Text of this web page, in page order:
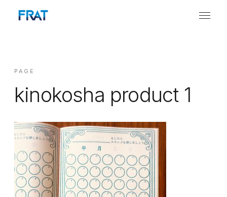
PAGE
kinokosha product 1